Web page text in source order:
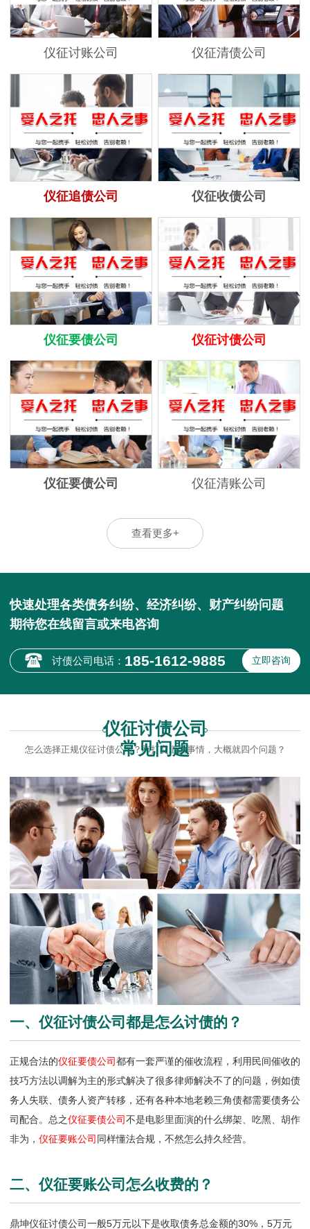
仪征讨账公司 仪征清债公司
仪征追债公司 仪征收债公司
仪征要债公司 仪征讨债公司
仪征要债公司 仪征清账公司
查看更多+
快速处理各类债务纠纷、经济纠纷、财产纠纷问题
期待您在线留言或来电咨询
讨债公司电话： 185-1612-9885 立即咨询
仪征讨债公司
常见问题
怎么选择正规仪征讨债公司？和打交道的事情，大概就四个问题？
一、仪征讨债公司都是怎么讨债的？
正规合法的仪征要债公司都有一套严谨的催收流程，利用民间催收的
技巧方法以调解为主的形式解决了很多律师解决不了的问题，例如债
务人失联、债务人资产转移，还有各种本地老赖三角债都需要债务公
司配合。总之仪征要债公司不是电影里面演的什么绑架、吃黑、胡作
非为， 仪征要账公司 同样懂法合规，不然怎么持久经营。
二、仪征要账公司怎么收费的？
鼎坤仪征讨债公司一般5万元以下是收取债务总金额的30%，5万元